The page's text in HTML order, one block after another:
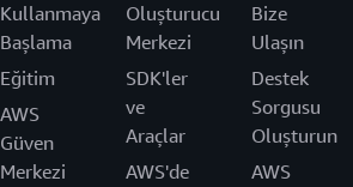
Kullanmaya
Başlama
Eğitim
AWS
Güven
Merkezi
Oluşturucu
Merkezi
SDK'ler
ve
Araçlar
AWS'de
Bize
Ulaşın
Destek
Sorgusu
Oluşturun
AWS